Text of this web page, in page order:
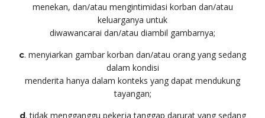
menekan, dan/atau mengintimidasi korban dan/atau
keluarganya untuk
diwawancarai dan/atau diambil gambarnya;
c. menyiarkan gambar korban dan/atau orang yang sedang
dalam kondisi
menderita hanya dalam konteks yang dapat mendukung
tayangan;
d. tidak mengganggu pekerja tanggap darurat yang sedang